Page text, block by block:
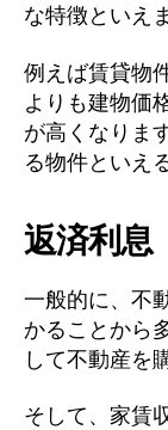
な特徴といえ
例えば賃貸物
よりも建物価
が高くなりま
る物件といえ
返済利息
一般的に、不
かることから
して不動産を
そして、家賃